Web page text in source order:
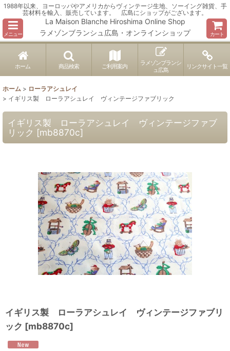
1988年以来、ヨーロッパやアメリカからヴィンテージ生地、ソーイング雑貨、手
芸材料を輸入、販売しています。 広島にショップがございます。
メニュー
La Maison Blanche Hiroshima Online Shop
ラメゾンブランシュ広島・オンラインショップ
カート
ホーム 商品検索 ご利用案内
ラメゾンブランシ
ュ広島
リンクサイト一覧
ホーム > ローラアシュレイ
> イギリス製 ローラアシュレイ ヴィンテージファブリック
イギリス製 ローラアシュレイ ヴィンテージファブ
リック [mb8870c]
イギリス製 ローラアシュレイ ヴィンテージファブリ
ック [mb8870c]